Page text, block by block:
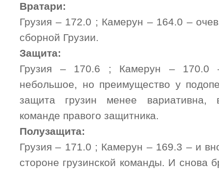
Вратари:
Грузия – 172.0 ; Камерун – 164.0 –
сборной Грузии.
Защита:
Грузия – 170.6 ; Камерун – 170.0
небольшое, но преимущество у
защита грузин менее вариативна,
команде правого защитника.
Полузащита:
Грузия – 171.0 ; Камерун – 169.3 – и
стороне грузинской команды. И снова